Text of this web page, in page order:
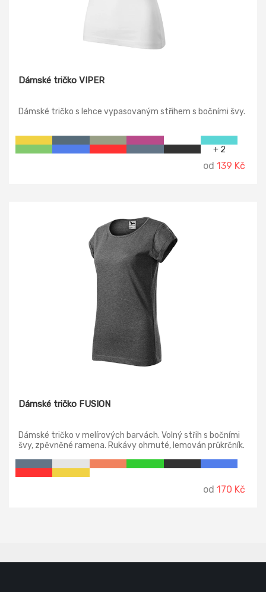
Dámské tričko VIPER
Dámské tričko s lehce vypasovaným střihem s bočními švy.
+ 2
od 139 Kč
Dámské tričko FUSION
Dámské tričko v melírových barvách. Volný střih s bočními
švy, zpěvněné ramena. Rukávy ohrnuté, lemován průkrčník.
od 170 Kč